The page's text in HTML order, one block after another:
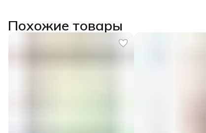
Похожие товары